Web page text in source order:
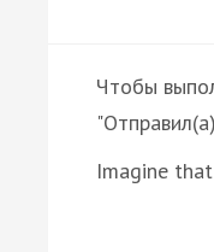
Чтобы
Imagine